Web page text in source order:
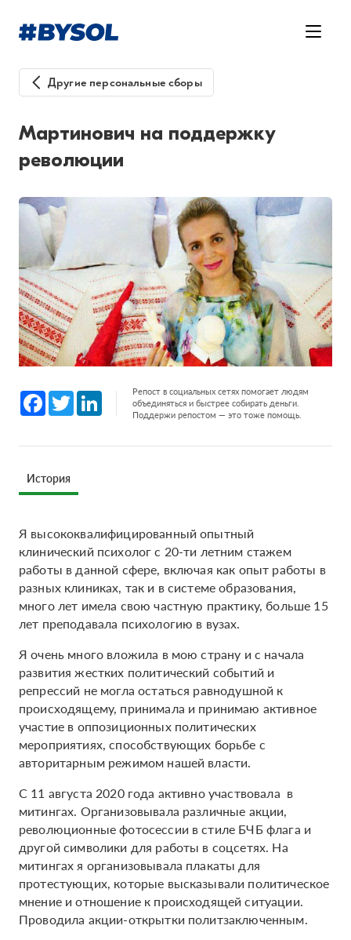
Другие персональные сборы
Мартинович на поддержку
революции
Facebook
Twitter LinkedInРепост в социальных сетях помогает людям
объединяться и быстрее собирать деньги.
Поддержи репостом — это тоже помощь.
История
Я высококвалифицированный опытный
клинический психолог с 20-ти летним стажем
работы в данной сфере, включая как опыт работы в
разных клиниках, так и в системе образования,
много лет имела свою частную практику, больше 15
лет преподавала психологию в вузах.
Я очень много вложила в мою страну и с начала
развития жестких политический событий и
репрессий не могла остаться равнодушной к
происходящему, принимала и принимаю активное
участие в оппозиционных политических
мероприятиях, способствующих борьбе с
авторитарным режимом нашей власти.
С 11 августа 2020 года активно участвовала в
митингах. Организовывала различные акции,
революционные фотосессии в стиле БЧБ флага и
другой символики для работы в соцсетях. На
митингах я организовывала плакаты для
протестующих, которые высказывали политическое
мнение и отношение к происходящей ситуации.
Проводила акции-открытки политзаключенным.